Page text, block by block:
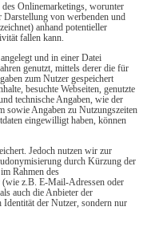
Onlinemarketings, worunter
Darstellung von werbenden und
anhand potentieller
fallen kann.
und in einer Datei
genutzt, mittels derer die für
zum Nutzer gespeichert
besuchte Webseiten, genutzte
technische Angaben, wie der
sowie Angaben zu Nutzungszeiten
eingewilligt haben, können
Jedoch nutzen wir zur
durch Kürzung der
Rahmen des
(wie z.B. E-Mail-Adressen oder
auch die Anbieter der
der Nutzer, sondern nur